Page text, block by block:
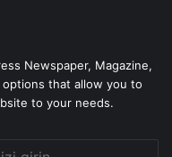
Newspaper, Magazine,
that allow you to
to your needs.